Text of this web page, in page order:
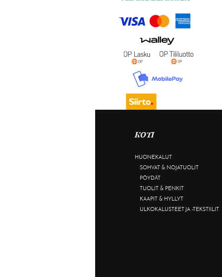
KOTI
HUONEKALUT
SOHVAT & NOJATUOLIT
PÖYDÄT
TUOLIT & PENKIT
KAAPIT & HYLLYT
ULKOKALUSTEET JA -TEKSTIILIT